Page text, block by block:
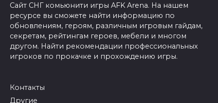
Сайт СНГ комьюнити игры AFK Arena. На нашем
ресурсе вы сможете найти информацию по
обновлениям, героям, различным игровым гайдам,
секретам, рейтингам героев, мебели и многом
другом. Найти рекомендации профессиональных
игроков по прокачке и прохождению игры.
Контакты
Другие